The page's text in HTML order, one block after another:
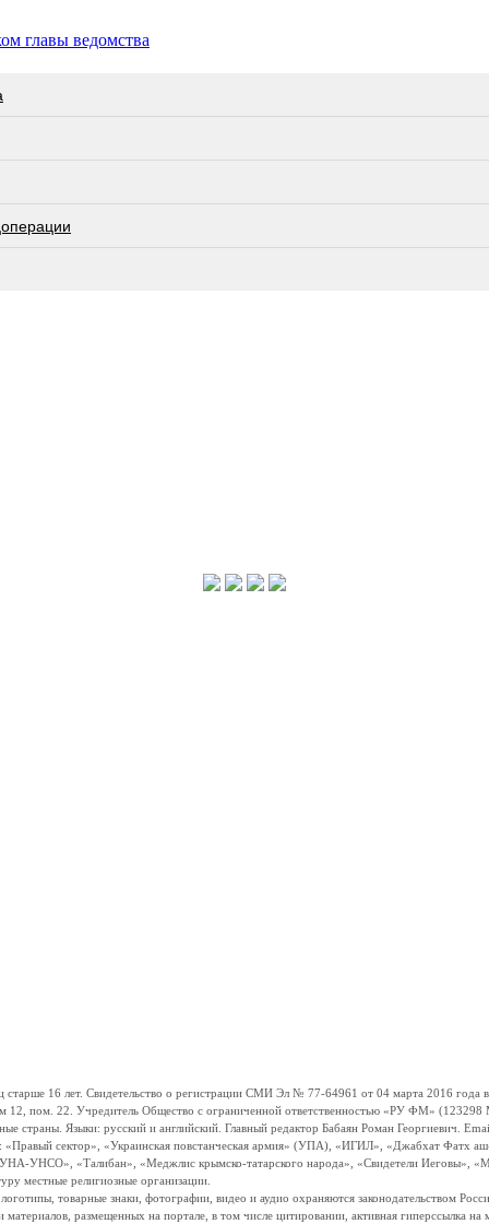
главы ведомства
16 лет. Свидетельство о регистрации СМИ Эл № 77-64961 от 04 марта 2016 года
пом. 22. Учредитель Общество с ограниченной ответственностью «РУ ФМ»
страны. Языки: русский и английский. Главный редактор Бабаян Роман Георгиевич.
«Правый сектор», «Украинская повстанческая армия» (УПА), «ИГИЛ», «Джабхат
УНСО», «Талибан», «Меджлис крымско-татарского народа», «Свидетели Иеговы»,
местные религиозные организации.
товарные знаки, фотографии, видео и аудио охраняются законодательством
размещенных на портале, в том числе цитировании, активная гиперссылка